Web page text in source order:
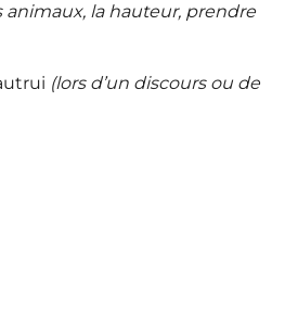
animaux, la hauteur, prendre
(lors d’un discours ou de